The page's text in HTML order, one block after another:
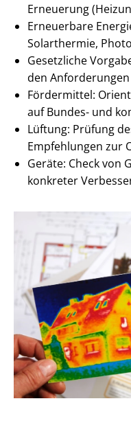
Erneuerung
Erneuerbare
Solarthermie,
Gesetzliche
den Anforderungen
Fördermittel:
auf Bundes- und
Lüftung: Prüfung
Empfehlungen zur
Geräte: Check von
konkreter